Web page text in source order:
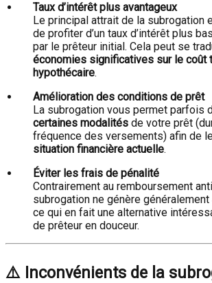
Taux d’intérêt plus avantageux
Le principal attrait de la subrogation
de profiter d’un taux d’intérêt plus
par le prêteur initial. Cela peut se
économies significatives sur le coût
hypothécaire.
Amélioration des conditions de prêt
La subrogation vous permet parfois
certaines modalités de votre prêt
fréquence des versements) afin de
situation financière actuelle.
Éviter les frais de pénalité
Contrairement au remboursement
subrogation ne génère généralement
ce qui en fait une alternative
de prêteur en douceur.
⚠️ Inconvénients de la